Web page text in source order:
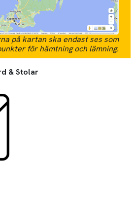
på kartan ska endast ses som
för hämtning och lämning.
& Stolar